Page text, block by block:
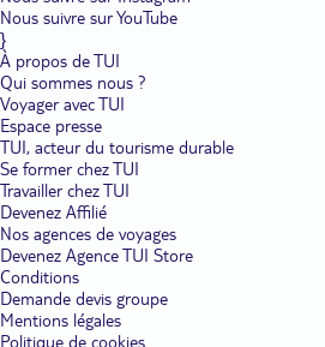
Nous suivre sur YouTube
}
À propos de TUI
Qui sommes nous ?
Voyager avec TUI
Espace presse
TUI, acteur du tourisme durable
Se former chez TUI
Travailler chez TUI
Devenez Affilié
Nos agences de voyages
Devenez Agence TUI Store
Conditions
Demande devis groupe
Mentions légales
Politique de cookies